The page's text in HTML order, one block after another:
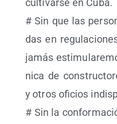
cul­ti­var­se en Cuba.
# Sin que las
das en
jamás
ni­ca de
y otros ofi­cios
# Sin la